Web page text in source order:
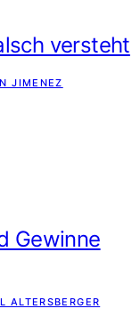
versteht
JIMENEZ
Gewinne
ALTERSBERGER